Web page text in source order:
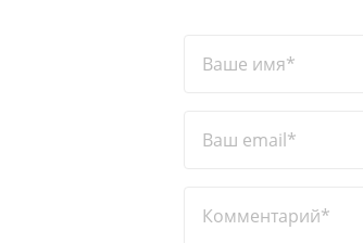
Ваше имя*
Ваш email*
Комментарий*